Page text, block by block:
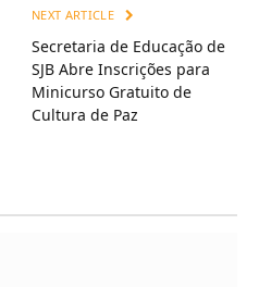
NEXT ARTICLE
Secretaria de Educação de
SJB Abre Inscrições para
Minicurso Gratuito de
Cultura de Paz